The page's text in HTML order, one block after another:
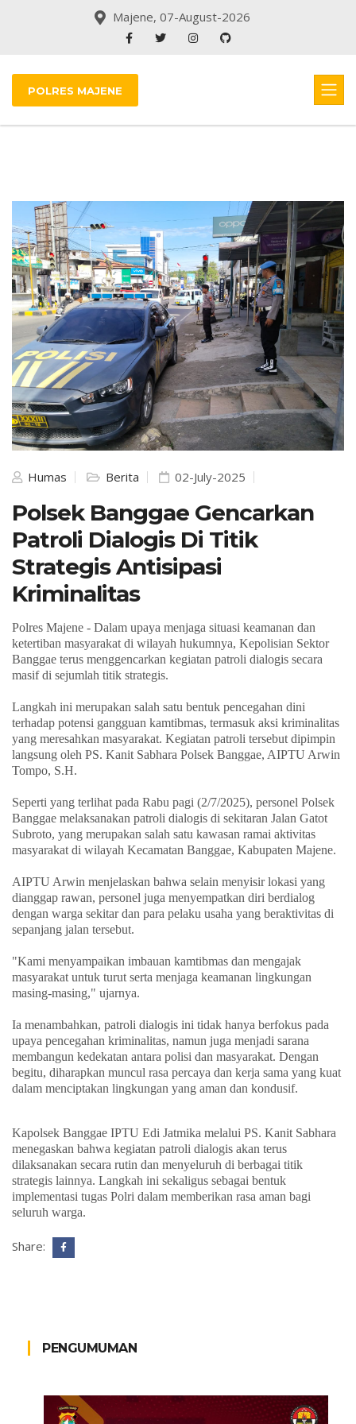
Majene, 07-August-2026
POLRES MAJENE
Humas Berita 02-July-2025
Polsek Banggae Gencarkan
Patroli Dialogis Di Titik
Strategis Antisipasi
Kriminalitas
Polres Majene - Dalam upaya menjaga situasi keamanan dan
ketertiban masyarakat di wilayah hukumnya, Kepolisian Sektor
Banggae terus menggencarkan kegiatan patroli dialogis secara
masif di sejumlah titik strategis.
Langkah ini merupakan salah satu bentuk pencegahan dini
terhadap potensi gangguan kamtibmas, termasuk aksi kriminalitas
yang meresahkan masyarakat. Kegiatan patroli tersebut dipimpin
langsung oleh PS. Kanit Sabhara Polsek Banggae, AIPTU Arwin
Tompo, S.H.
Seperti yang terlihat pada Rabu pagi (2/7/2025), personel Polsek
Banggae melaksanakan patroli dialogis di sekitaran Jalan Gatot
Subroto, yang merupakan salah satu kawasan ramai aktivitas
masyarakat di wilayah Kecamatan Banggae, Kabupaten Majene.
AIPTU Arwin menjelaskan bahwa selain menyisir lokasi yang
dianggap rawan, personel juga menyempatkan diri berdialog
dengan warga sekitar dan para pelaku usaha yang beraktivitas di
sepanjang jalan tersebut.
"Kami menyampaikan imbauan kamtibmas dan mengajak
masyarakat untuk turut serta menjaga keamanan lingkungan
masing-masing," ujarnya.
Ia menambahkan, patroli dialogis ini tidak hanya berfokus pada
upaya pencegahan kriminalitas, namun juga menjadi sarana
membangun kedekatan antara polisi dan masyarakat. Dengan
begitu, diharapkan muncul rasa percaya dan kerja sama yang kuat
dalam menciptakan lingkungan yang aman dan kondusif.
Kapolsek Banggae IPTU Edi Jatmika melalui PS. Kanit Sabhara
menegaskan bahwa kegiatan patroli dialogis akan terus
dilaksanakan secara rutin dan menyeluruh di berbagai titik
strategis lainnya. Langkah ini sekaligus sebagai bentuk
implementasi tugas Polri dalam memberikan rasa aman bagi
seluruh warga.
Share:
PENGUMUMAN